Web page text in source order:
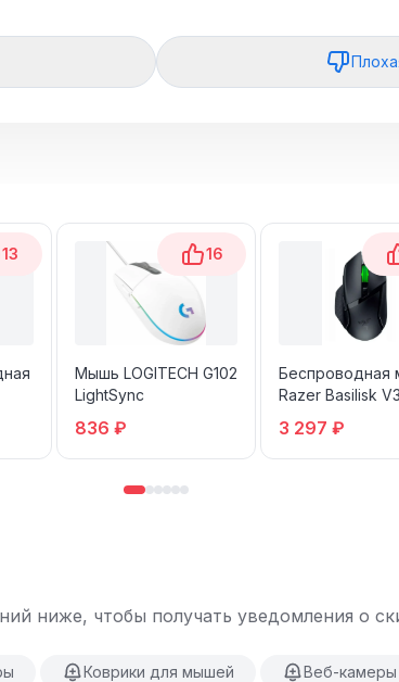
13 16
Мышь LOGITECH G102
LightSync
836 ₽
Беспроводная
Razer Basilisk
3 297 ₽
ниже, чтобы получать уведомления о
Коврики для мышей Веб-камеры